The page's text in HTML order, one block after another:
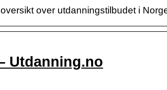
over utdanningstilbudet i
Utdanning.no